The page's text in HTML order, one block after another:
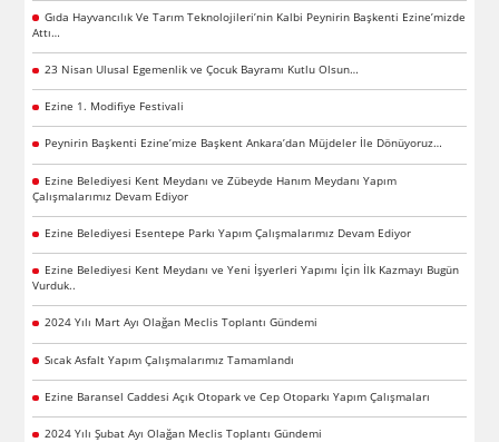
Gıda Hayvancılık Ve Tarım Teknolojileri’nin Kalbi Peynirin Başkenti Ezine’mizde
Attı…
23 Nisan Ulusal Egemenlik ve Çocuk Bayramı Kutlu Olsun…
Ezine 1. Modifiye Festivali
Peynirin Başkenti Ezine’mize Başkent Ankara’dan Müjdeler İle Dönüyoruz…
Ezine Belediyesi Kent Meydanı ve Zübeyde Hanım Meydanı Yapım
Çalışmalarımız Devam Ediyor
Ezine Belediyesi Esentepe Parkı Yapım Çalışmalarımız Devam Ediyor
Ezine Belediyesi Kent Meydanı ve Yeni İşyerleri Yapımı İçin İlk Kazmayı Bugün
Vurduk..
2024 Yılı Mart Ayı Olağan Meclis Toplantı Gündemi
Sıcak Asfalt Yapım Çalışmalarımız Tamamlandı
Ezine Baransel Caddesi Açık Otopark ve Cep Otoparkı Yapım Çalışmaları
2024 Yılı Şubat Ayı Olağan Meclis Toplantı Gündemi